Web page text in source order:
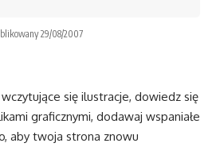
29/08/2007
się ilustracje, dowiedz się
graficznymi, dodawaj wspaniałe
aby twoja strona znowu